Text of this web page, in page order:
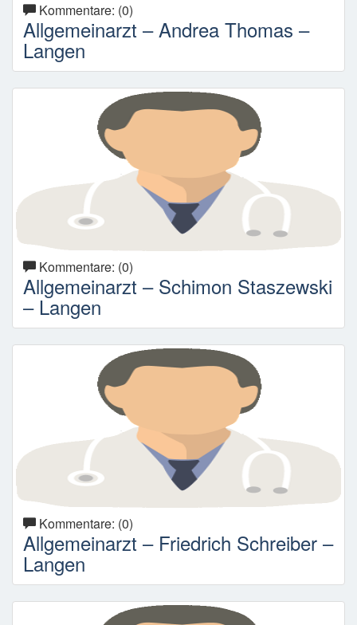
Kommentare: (0)
Allgemeinarzt – Andrea Thomas –
Langen
Kommentare: (0)
Allgemeinarzt – Schimon Staszewski
– Langen
Kommentare: (0)
Allgemeinarzt – Friedrich Schreiber –
Langen